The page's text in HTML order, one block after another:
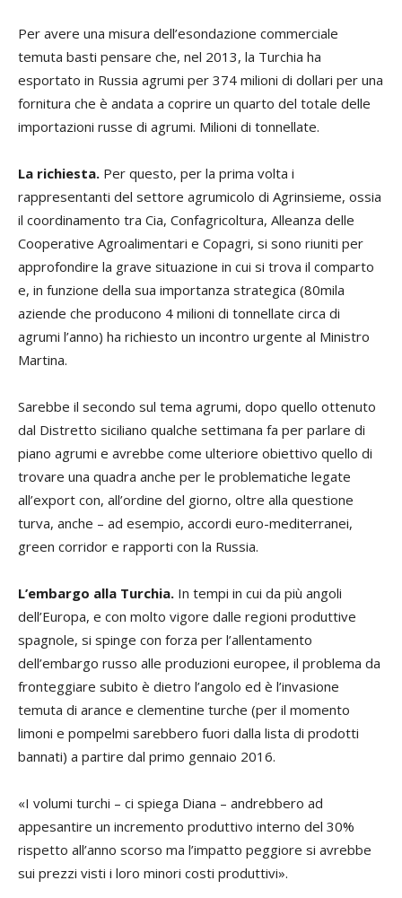
Per avere una misura dell’esondazione commerciale
temuta basti pensare che, nel 2013, la Turchia ha
esportato in Russia agrumi per 374 milioni di dollari per una
fornitura che è andata a coprire un quarto del totale delle
importazioni russe di agrumi. Milioni di tonnellate.
La richiesta. Per questo, per la prima volta i
rappresentanti del settore agrumicolo di Agrinsieme, ossia
il coordinamento tra Cia, Confagricoltura, Alleanza delle
Cooperative Agroalimentari e Copagri, si sono riuniti per
approfondire la grave situazione in cui si trova il comparto
e, in funzione della sua importanza strategica (80mila
aziende che producono 4 milioni di tonnellate circa di
agrumi l’anno) ha richiesto un incontro urgente al Ministro
Martina.
Sarebbe il secondo sul tema agrumi, dopo quello ottenuto
dal Distretto siciliano qualche settimana fa per parlare di
piano agrumi e avrebbe come ulteriore obiettivo quello di
trovare una quadra anche per le problematiche legate
all’export con, all’ordine del giorno, oltre alla questione
turva, anche – ad esempio, accordi euro-mediterranei,
green corridor e rapporti con la Russia.
L’embargo alla Turchia. In tempi in cui da più angoli
dell’Europa, e con molto vigore dalle regioni produttive
spagnole, si spinge con forza per l’allentamento
dell’embargo russo alle produzioni europee, il problema da
fronteggiare subito è dietro l’angolo ed è l’invasione
temuta di arance e clementine turche (per il momento
limoni e pompelmi sarebbero fuori dalla lista di prodotti
bannati) a partire dal primo gennaio 2016.
«I volumi turchi – ci spiega Diana – andrebbero ad
appesantire un incremento produttivo interno del 30%
rispetto all’anno scorso ma l’impatto peggiore si avrebbe
sui prezzi visti i loro minori costi produttivi».